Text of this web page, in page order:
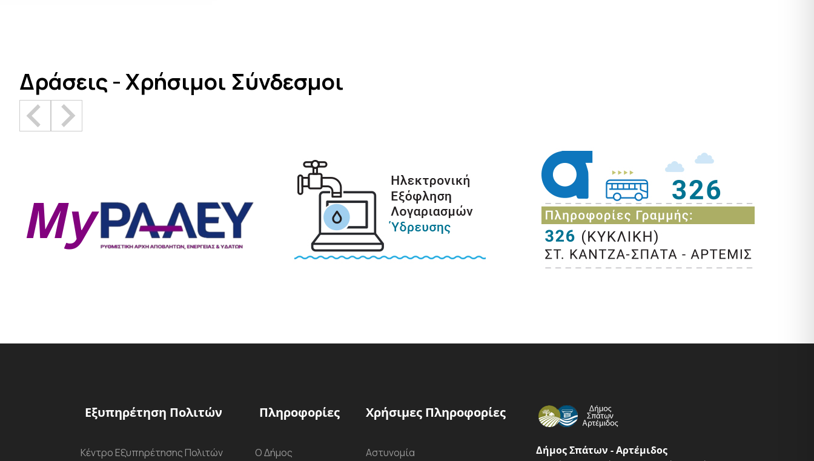
Δράσεις - Χρήσιμοι Σύνδεσμοι
Εξυπηρέτηση Πολιτών
Κέντρο Εξυπηρέτησης Πολιτών
Πληροφορίες
Ο Δήμος
Χρήσιμες Πληροφορίες
Αστυνομία
Δήμος Σπάτων - Αρτέμιδος